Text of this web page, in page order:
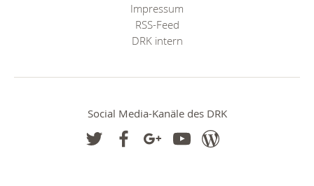
Impressum
RSS-Feed
DRK intern
Social Media-Kanäle des DRK